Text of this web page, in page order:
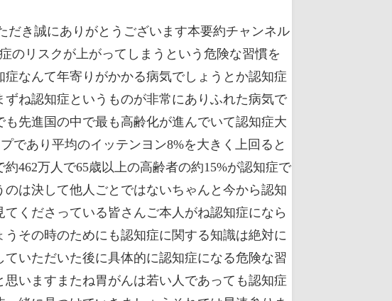
に悪いから座りすぎるという習慣だけは本当にやめてくださいと強調したことがあります例えば1日14時間以上座っている人はなんと死亡リスクが40%も高くなるという研究があったり世界保健機関通称 Who は座って動か 1人の死因に繋がっているというデータを発表しているくらいなんですとはいえデスクワークをしていますという人は仕事中はねまあどうしても終わらざるを得ないと思いますですからせめて家に帰ってからずっとソファーに座ってテレビを見るといった習慣はやめていただきたいと思うんです私たちがずっと座っていて動かないのはたいていテレビを見ている時だと思いますテレビというのは私たちを長時間座らせてしまう最悪のスイッチだと言えるでしょうですからすぐに家に帰ってテレビのスイッチをつけて座り込むという習慣をやめてください理想を言うのならばテレビを撤去してしまうのが理想でしょうテレビさえ撤去してしまえばあなたの座っている時間は格段に以前よりも減ると思いますまだテレビがないと退屈だとかテレビのない生活なんて考えられないよと今思っている人であっても実際にテレビを撤去してみてテレビのない生活を送ってみると意外と平気だということに気づけるかと思いますいかに自分が今まで惰性でテレビを見ていたのかということが分かると思いますのでぜひ一度行ってみていただきたいと思いますまたね苫米地英人さんのテレビは見てはいけない大2トレイの行き方という本の中ではテレビは最強の千倍体だからこそテレビを見てはいけないんだテレビの奴隷になってはいけないんだという面白い指摘がなされておりました苫米地さんによると例えばテレビは人の欲望を増幅させ消費行動に走るよあの手この手で物をアピールしておりそれに日々なんとなく触れていると知らないうちに脳が洗脳され欲望がどんどん重複してしまうとのことですその結果必要のないものを買いに走り必要以上の支出を私たちはしてしまうんですそして多くの日とは本当に必要だから買っているのではなくてテレビに洗脳され無意識のうちに欲しいと思い込まされて買っているんです今はね非常に不景気の時代であり誰もがお金がないと困っている時代ですからテレビによって洗脳されて消費欲求を煽られてしまって無駄遣いしてしまうことは避けたいですよねこういった意味でもテレビを撤去することは非常に効果的なんですさていかがでしたでしょうかそれではここまでで将来認知症になる危険な習慣三つめのテレビをよく見て色についての解説を終わりにして次に行きましょうかそれでは次よっつめの将来認知症になる危険な習慣認知症のリスクを上げる食べ物を食べているについて解説していきたいと思いますさて当たり前ですが私たちが日々どんなものを食べているのかということも認知症に大きく関係しておりますそして研究によって認知症のリスクを上げてしまう大食べ物というのは既に判明しておりますのでとりあえず今日紹介する食べ物だけはまず避けるようにしていただきたいと思います認知症のリスクの上げてしまう食べ物としてまず挙げられる代表的なものは精製された炭水化物でございます歌で生成された炭水化物を多く含む食事をしている高齢者は認知症を発症する可能性が高いということが研究によって分かっているんです白いご飯白いパン白い小麦粉でできたパスタなどの麺類が生成された炭水化物の代表的なものになりますそして極限まで炭水化物を生成したものが佐藤になりますこういったものを多く含む食事をしていると認知症を発症するリスクが高まってしまうということが示唆されておりますのでまずは生成された淡水化物に注意して下さい今はね本当に注意しないと新井の所に生成された炭水化物が存在してあらゆる食べ物に砂糖が加えられておりますですから意識してこれらのものを避けるようにしないと知らず知らずのうちにたくさん食べてしまいますのでぜひ皆さんには意識していただきたいそして寝過ぎに注意してほしい認知症のリスクを上げてしまう食べ物は加工肉でありますかこうに行くが体に悪いというのもいろんなところで言われていることであります約50万人を対象に肉の消費と認知症の発症リスクを調べた研究によるとソーセージサラミベーコンなどの加工肉と認知症の間に関連性があるということがわかり具体的にいうと加工肉を定期的に摂取するとすべての認知症の総体リスクが44%増加しアルツハイマー病の総体リスクが52%増加するということが分かっておりますさて加工肉金健康に悪いということはあらゆるところで言われているわけであり いたと考えられておりますうつ病などもこの脳の炎症が原因じゃないのという説もありますので連勝というのは私たちの脳に非常に悪い影響を与えるようですそして別に認知症に限らずねこの二つの食べ物は健康全般にもよろしくありませんのでこういったものをこれまでたくさん食べてきたよという人はぜひ少しでもいいので食べるのを控えようという意識を持ってくださいそして徐々にこういったものをあなたの食生活の中から取り除いて行って欲しいと思うわけですさていかがでしょうかそれでは困るで将来認知症になる危険な習慣の四つね認知症のリスクを上げる食べ物を食べているについての解説を終わりにして次に行きましょうかそれでは次いつ爪の将来認知症になる危険な週間有酸素運動を行っていないについて解説していきたいと思いますさて最後はね皆さんわかっているとは思いますが重要なのはやはり運動であります運動は認知症を予防するために非常に効果的な手段であります逆にずっとテレビを見ていると言った座りがちな生活を送ってしまうと遺伝的に認知症になりやすい人と同じぐらい認知症を発症してしまう可能性があるということが研究によってわかっておりますので以下に動くことが重要かということが分かるでしょうある人は認知症になりやすい遺伝子というものを持っていて普通の人に比べると認知症のリスクが3から4倍程度高くなると言われているんですが座りがちな生活を送っている人は同じレベルで認知症を発症してしまう可能性があるということが分かっておりますつまりで運動せずにダラダラと座りがちな生活を送ることがいかに脳に悪いのかということがこのデータを見れば一目瞭然でしょうだから皆さん難しいことは考えなくて OK ですとにかく運動しましょうどんな運動であっても認知症のリスクを下げてくれるということが分かっていますしかし寝運動の中でも有酸素運動が認知症のリスクを低下させるのに非常に効果的であるということが分かっていますですからねウォーキングなどの有酸素運動をできることならば習慣付けていつまでも若々しさを保っていこうではありませんかまたね当たり前ですが認知症に限らず運動するという習慣は私たちのパフォーマンス健康全体を大きく底上げしてくれる最強の手段であると私は常々語っております運動をすればあなたの体調は良くなりあなたの脳の機能もアップしあなたのパフォーマンスも上がりますから今まで1時間かかっていた仕事が例えば45文でこなせるようになったりしますですから忙しいからと言って運動しないのはもったいないということが分かるでしょう忙しいから時間がないのではなく運動しないから時間がないのですそれではこの辺で2件の内容をまとめておきたいと思います2件では将来認知症になる危険な習慣を五つ紹介しました一つ目は早期リタイヤ八代流行中のファイヤー二つ目は孤独感を放置しコミュニケーションの機会が少ないことを三つ目はテレビをよく見ていることを四つ目は認知症のリスクを上げる食べ物を食べていることを五つ目は有酸素運動を行っていないことでした本日は以上になりますこの動画がためになったりという人は私のやる気アップとさらなる動画のクオリティアップにつながるので高評価ボタンとチャンネル登録どうぞポチッとよろしくお願いしますまだこのチャンネル以外にももう一つ本要約チャンネルと切り抜きのチャンネルも行っておりますので興味のある方は概要欄のリンクから他のチャンネルにも訪れてみて